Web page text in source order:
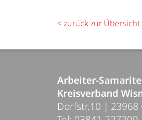
< zurück zur Übersicht
Arbeiter-
Kreisverband
Dorfstr.10 | 23968